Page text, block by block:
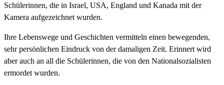
Schülerinnen, die in Israel, USA, England und Kanada mit der
Kamera aufgezeichnet wurden.
Ihre Lebenswege und Geschichten vermitteln einen bewegenden,
sehr persönlichen Eindruck von der damaligen Zeit. Erinnert wird
aber auch an all die Schülerinnen, die von den Nationalsozialisten
ermordet wurden.